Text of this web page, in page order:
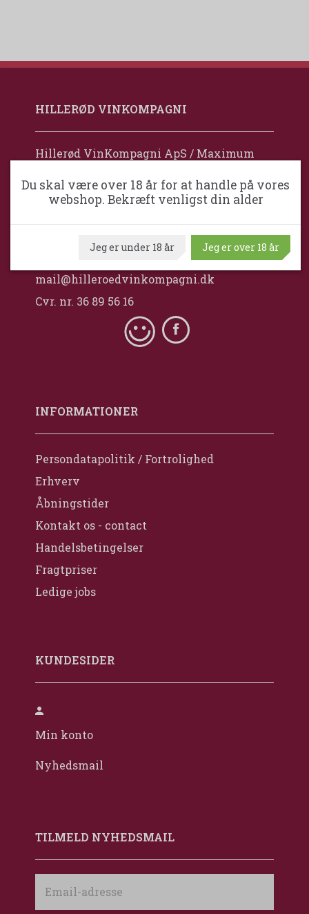
HILLERØD VINKOMPAGNI
Hillerød VinKompagni ApS / Maximum
Frejasvej 32
+45 34 110 100
mail@hilleroedvinkompagni.dk
Cvr. nr. 36 89 56 16
INFORMATIONER
Persondatapolitik / Fortrolighed
Erhverv
Åbningstider
Kontakt os - contact
Handelsbetingelser
Fragtpriser
Ledige jobs
KUNDESIDER
Min konto
Nyhedsmail
TILMELD NYHEDSMAIL
adresse
Du skal være over 18 år for at handle på vores
webshop. Bekræft venligst din alder
Jeg er under 18 år Jeg er over 18 år